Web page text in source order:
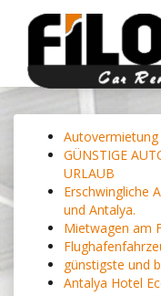
GÜNSTIGE
URLAUB
Erschwingliche
und Antalya.
Mietwagen am
günstigste und
Antalya Hotel